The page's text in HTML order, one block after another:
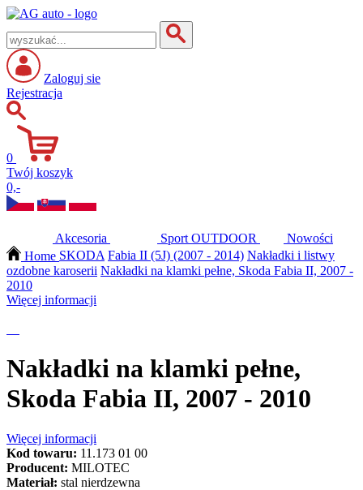
Zaloguj sie
Rejestracja
0
Twój koszyk
0,-
Akcesoria Sport OUTDOOR
Nowości
Home SKODA Fabia II (5J) (2007 - 2014) Nakładki i listwy
ozdobne karoserii Nakładki na klamki pełne, Skoda Fabia II, 2007 -
2010
Więcej informacji
Nakładki na klamki pełne,
Skoda Fabia II, 2007 - 2010
Więcej informacji
Kod towaru: 11.173 01 00
Producent: MILOTEC
Materiał: stal nierdzewna